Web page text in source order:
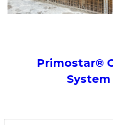
Primostar®